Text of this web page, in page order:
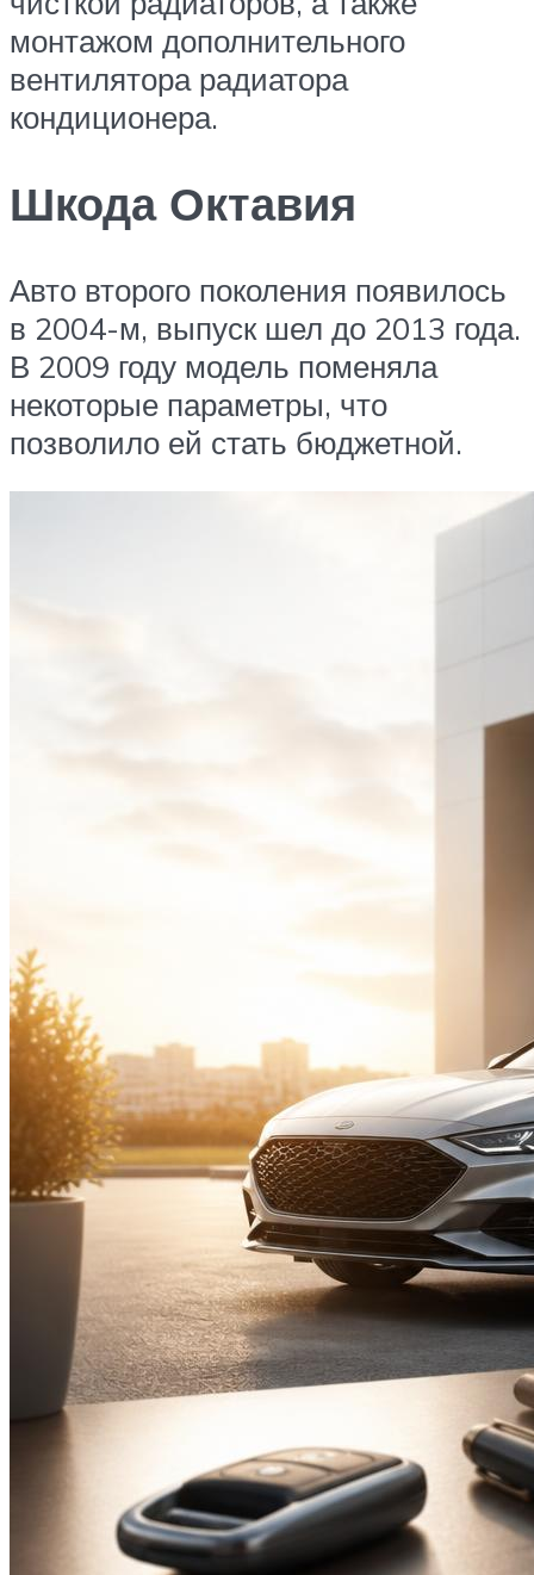
монтажом дополнительного
вентилятора радиатора
кондиционера.
Шкода Октавия
Авто второго поколения появилось
в 2004-м, выпуск шел до 2013 года.
В 2009 году модель поменяла
некоторые параметры, что
позволило ей стать бюджетной.